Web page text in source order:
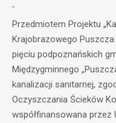
Przedmiotem Projektu
Krajobrazowego
pięciu podpoznańskich
Międzygminnego
kanalizacji sanitarnej,
Oczyszczania Ścieków
współfinansowana przez